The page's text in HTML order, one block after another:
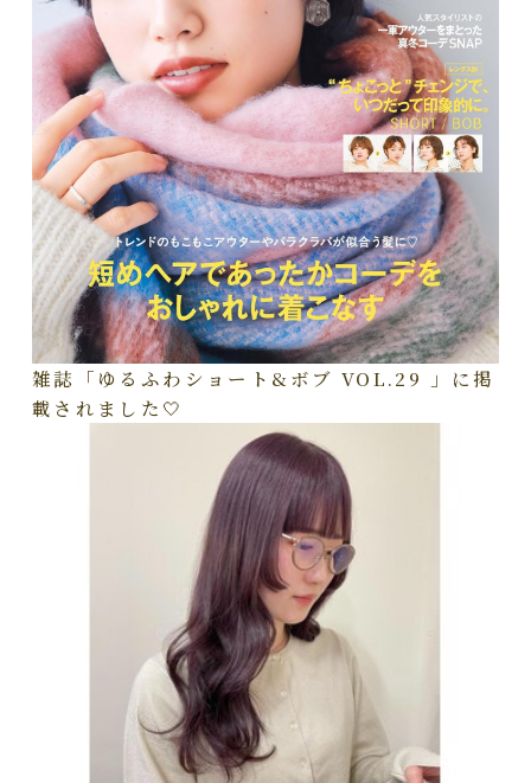
雑誌「ゆるふわショート&ボブ VOL.29 」に掲
載されました🤍